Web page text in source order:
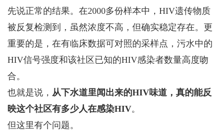
先说正常的结果。在2000多份样本中，HIV遗传物质
被反复检测到，虽然浓度不高，但确实稳定存在。更
重要的是，在有临床数据可对照的采样点，污水中的
HIV信号强度和该社区已知的HIV感染者数量高度吻
合。
也就是说， 从下水道里闻出来的HIV味道，真的能反
映这个社区有多少人在感染HIV。
但这里有个问题。